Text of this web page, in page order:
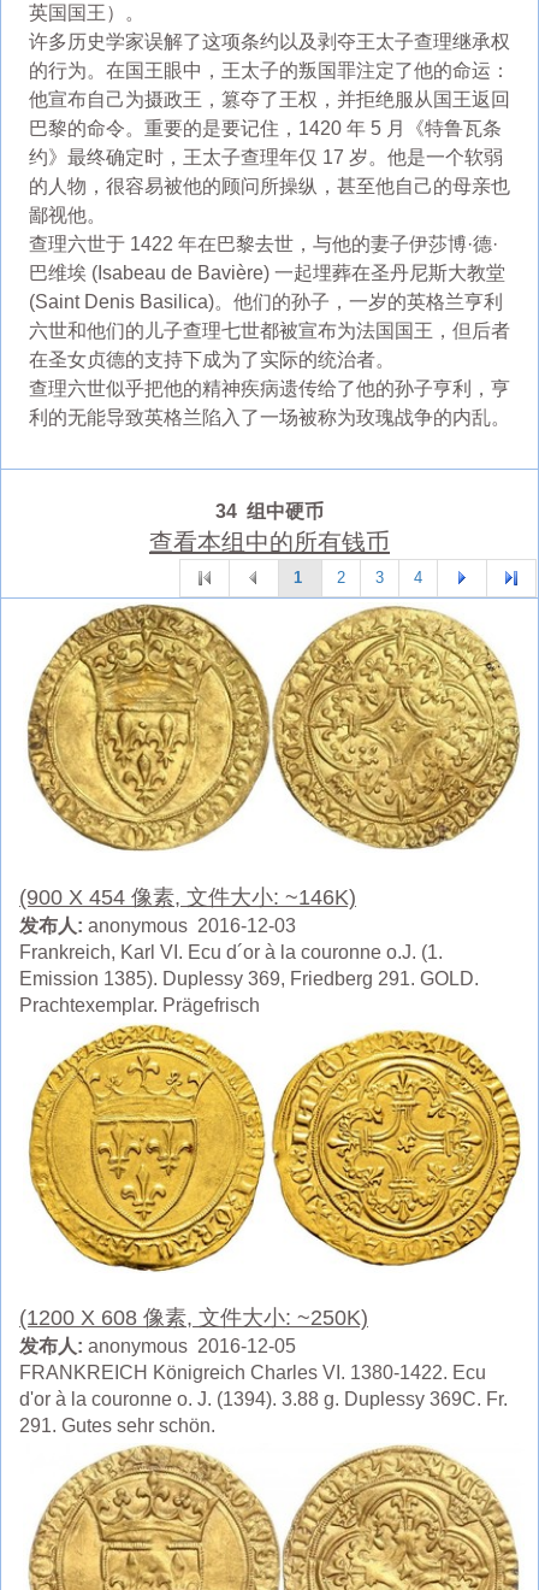
英国国王）。
许多历史学家误解了这项条约以及剥夺王太子查理继承权
的行为。在国王眼中，王太子的叛国罪注定了他的命运：
他宣布自己为摄政王，篡夺了王权，并拒绝服从国王返回
巴黎的命令。重要的是要记住，1420 年 5 月《特鲁瓦条
约》最终确定时，王太子查理年仅 17 岁。他是一个软弱
的人物，很容易被他的顾问所操纵，甚至他自己的母亲也
鄙视他。
查理六世于 1422 年在巴黎去世，与他的妻子伊莎博·德·
巴维埃 (Isabeau de Bavière) 一起埋葬在圣丹尼斯大教堂
(Saint Denis Basilica)。他们的孙子，一岁的英格兰亨利
六世和他们的儿子查理七世都被宣布为法国国王，但后者
在圣女贞德的支持下成为了实际的统治者。
查理六世似乎把他的精神疾病遗传给了他的孙子亨利，亨
利的无能导致英格兰陷入了一场被称为玫瑰战争的内乱。
34 组中硬币
查看本组中的所有钱币
1 2 3 4
(900 X 454 像素, 文件大小: ~146K)
发布人: anonymous 2016-12-03
Frankreich, Karl VI. Ecu d´or à la couronne o.J. (1.
Emission 1385). Duplessy 369, Friedberg 291. GOLD.
Prachtexemplar. Prägefrisch
(1200 X 608 像素, 文件大小: ~250K)
发布人: anonymous 2016-12-05
FRANKREICH Königreich Charles VI. 1380-1422. Ecu
d'or à la couronne o. J. (1394). 3.88 g. Duplessy 369C. Fr.
291. Gutes sehr schön.